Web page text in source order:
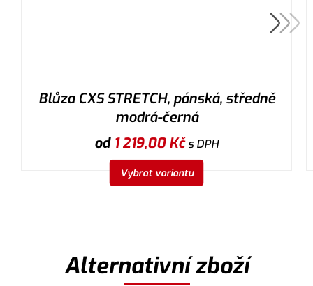
Blůza CXS STRETCH, pánská, středně
modrá-černá
od 1 219,00Kčs DPH
Vybrat variantu
Alternativní zboží